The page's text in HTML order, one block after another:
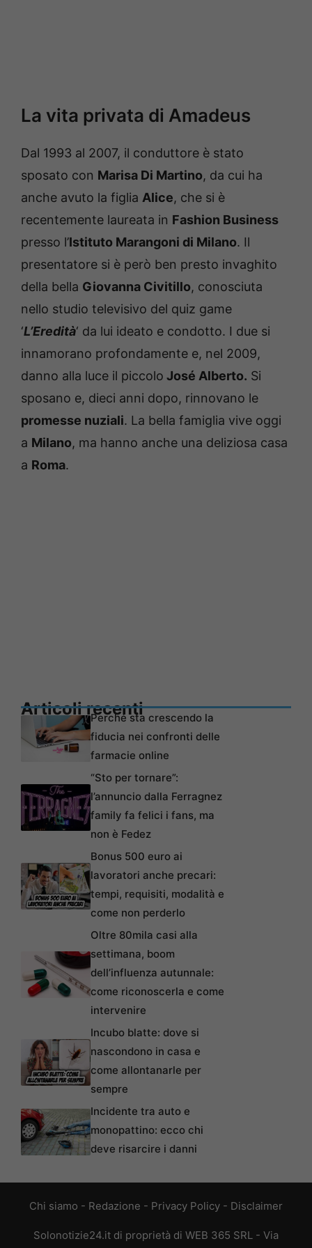
La vita privata di Amadeus
Dal 1993 al 2007, il conduttore è stato
sposato con Marisa Di Martino, da cui ha
anche avuto la figlia Alice, che si è
recentemente laureata in Fashion Business
presso l’Istituto Marangoni di Milano. Il
presentatore si è però ben presto invaghito
della bella Giovanna Civitillo, conosciuta
nello studio televisivo del quiz game
‘L’Eredità‘ da lui ideato e condotto. I due si
innamorano profondamente e, nel 2009,
danno alla luce il piccolo José Alberto. Si
sposano e, dieci anni dopo, rinnovano le
promesse nuziali. La bella famiglia vive oggi
a Milano, ma hanno anche una deliziosa casa
a Roma.
Articoli recentiPerché sta crescendo la
fiducia nei confronti delle
farmacie online
“Sto per tornare”:
l’annuncio dalla Ferragnez
family fa felici i fans, ma
non è Fedez
Bonus 500 euro ai
lavoratori anche precari:
tempi, requisiti, modalità e
come non perderlo
Oltre 80mila casi alla
settimana, boom
dell’influenza autunnale:
come riconoscerla e come
intervenire
Incubo blatte: dove si
nascondono in casa e
come allontanarle per
sempre
Incidente tra auto e
monopattino: ecco chi
deve risarcire i danni
Chi siamo - Redazione - Privacy Policy - Disclaimer
Solonotizie24.it di proprietà di WEB 365 SRL - Via